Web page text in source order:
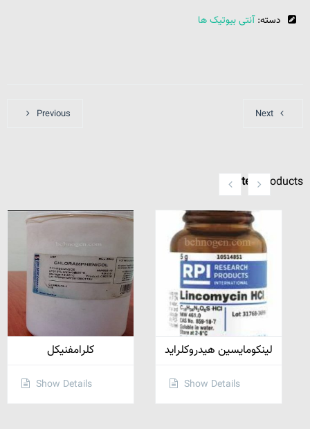
دسته:آنتی بیوتیک ها
Previous Next
Related Products
کلرامفنیکل
Show Details
لینکومایسین هیدروکلراید
Show Details